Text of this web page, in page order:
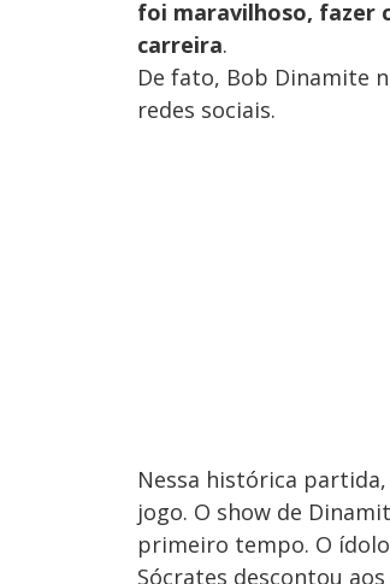
foi maravilhoso, fazer
carreira.
De fato, Bob Dinamite
redes sociais.
Nessa histórica
jogo. O show de
primeiro tempo. O
Sócrates descontou